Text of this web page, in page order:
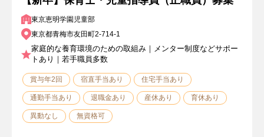
東京恵明学園児童部
東京都青梅市友田町2-714-1
家庭的な養育環境のための取組み｜メンター制度などサポー
トあり｜若手職員多数
賞与年2回 宿直手当あり 住宅手当あり
通勤手当あり 退職金あり 産休あり 育休あり
異動なし 無資格可